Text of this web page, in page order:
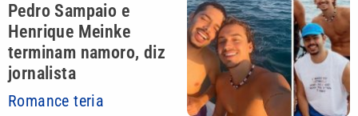
Pedro Sampaio e
Henrique Meinke
terminam namoro, diz
jornalista
Romance teria